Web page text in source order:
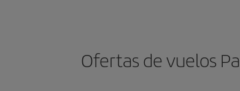
Ofertas de vuelos